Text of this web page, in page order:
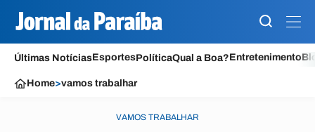
Últimas NotíciasEsportesPolíticaQual a Boa?Entretenimento
Home>vamos trabalhar
VAMOS TRABALHAR